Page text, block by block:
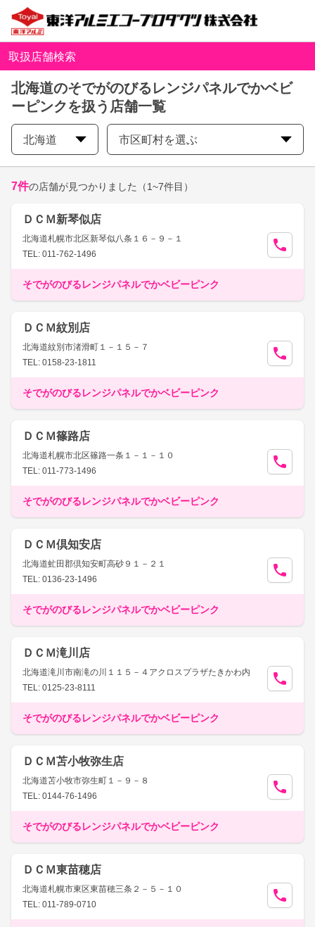
取扱店舗検索
北海道のそでがのびるレンジパネルでかベビ
ーピンクを扱う店舗一覧
北海道 市区町村を選ぶ
7件の店舗が見つかりました （1~7件目）
ＤＣＭ新琴似店
北海道札幌市北区新琴似八条１６－９－１
TEL: 011-762-1496
そでがのびるレンジパネルでかベビーピンク
ＤＣＭ紋別店
北海道紋別市渚滑町１－１５－７
TEL: 0158-23-1811
そでがのびるレンジパネルでかベビーピンク
ＤＣＭ篠路店
北海道札幌市北区篠路一条１－１－１０
TEL: 011-773-1496
そでがのびるレンジパネルでかベビーピンク
ＤＣＭ倶知安店
北海道虻田郡倶知安町高砂９１－２１
TEL: 0136-23-1496
そでがのびるレンジパネルでかベビーピンク
ＤＣＭ滝川店
北海道滝川市南滝の川１１５－４アクロスプラザたきかわ内
TEL: 0125-23-8111
そでがのびるレンジパネルでかベビーピンク
ＤＣＭ苫小牧弥生店
北海道苫小牧市弥生町１－９－８
TEL: 0144-76-1496
そでがのびるレンジパネルでかベビーピンク
ＤＣＭ東苗穂店
北海道札幌市東区東苗穂三条２－５－１０
TEL: 011-789-0710